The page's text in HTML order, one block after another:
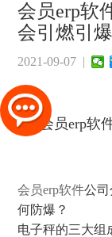
会员erp软
会引燃引
2021-09-07 |
会员erp软件公
何防爆？
电子秤的三大组